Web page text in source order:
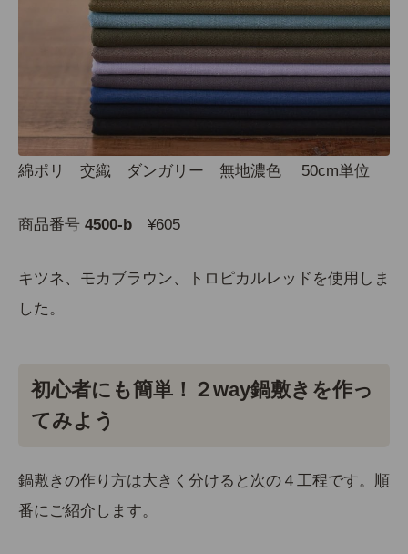
綿ポリ 交織 ダンガリー 無地濃色 50cm単位
商品番号 4500-b ¥605
キツネ、モカブラウン、トロピカルレッドを使用しま
した。
初心者にも簡単！２way鍋敷きを作っ
てみよう
鍋敷きの作り方は大きく分けると次の４工程です。順
番にご紹介します。